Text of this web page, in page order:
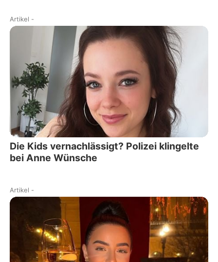
Artikel -
Die Kids vernachlässigt? Polizei klingelte
bei Anne Wünsche
Artikel -